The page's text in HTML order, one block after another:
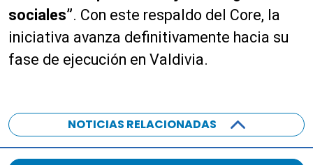
sociales”. Con este respaldo del Core, la
iniciativa avanza definitivamente hacia su
fase de ejecución en Valdivia.
NOTICIAS RELACIONADAS